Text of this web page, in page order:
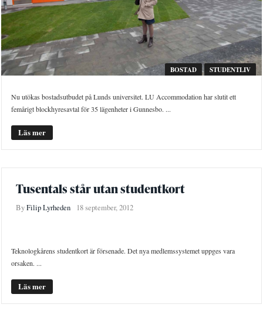
BOSTAD STUDENTLIV
Nu utökas bostadsutbudet på Lunds universitet. LU Accommodation har slutit ett
femårigt blockhyresavtal för 35 lägenheter i Gunnesbo. ...
Läs mer
Tusentals står utan studentkort
ByFilip Lyrheden 18 september, 2012
Teknologkårens studentkort är försenade. Det nya medlemssystemet uppges vara
orsaken. ...
Läs mer